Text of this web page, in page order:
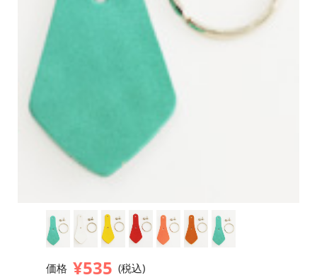
価格 ¥535 (税込)